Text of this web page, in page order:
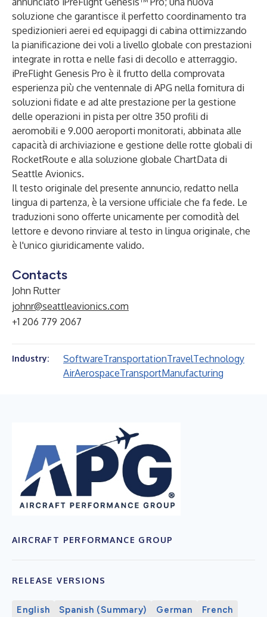
soluzione che garantisce il perfetto coordinamento tra
spedizionieri aerei ed equipaggi di cabina ottimizzando
la pianificazione dei voli a livello globale con prestazioni
integrate in rotta e nelle fasi di decollo e atterraggio.
iPreFlight Genesis Pro è il frutto della comprovata
esperienza più che ventennale di APG nella fornitura di
soluzioni fidate e ad alte prestazione per la gestione
delle operazioni in pista per oltre 350 profili di
aeromobili e 9.000 aeroporti monitorati, abbinata alle
capacità di archiviazione e gestione delle rotte globali di
RocketRoute e alla soluzione globale ChartData di
Seattle Avionics.
Il testo originale del presente annuncio, redatto nella
lingua di partenza, è la versione ufficiale che fa fede. Le
traduzioni sono offerte unicamente per comodità del
lettore e devono rinviare al testo in lingua originale, che
è l'unico giuridicamente valido.
Contacts
John Rutter
johnr@seattleavionics.com
+1 206 779 2067
Industry: SoftwareTransportationTravelTechnology
AirAerospaceTransportManufacturing
AIRCRAFT PERFORMANCE GROUP
RELEASE VERSIONS
English Spanish (Summary) German
French